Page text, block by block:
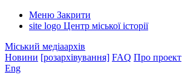
Меню Закрити
site logo Центр міської історії
Міський медіаархів
Новини [розархівування] FAQ Про проект
Eng